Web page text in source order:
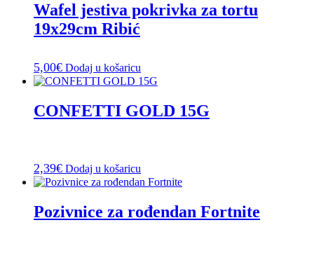
Wafel jestiva pokrivka za tortu
19x29cm Ribić
5,00€ Dodaj u košaricu
CONFETTI GOLD 15G
2,39€ Dodaj u košaricu
Pozivnice za rođendan Fortnite